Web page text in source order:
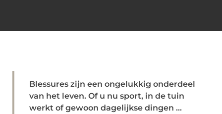
Blessures zijn een ongelukkig onderdeel
van het leven. Of u nu sport, in de tuin
werkt of gewoon dagelijkse dingen ...